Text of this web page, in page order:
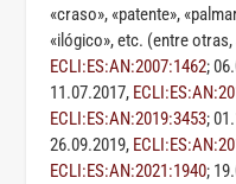
«craso», «patente»,
«ilógico», etc. (entre otras,
ECLI:ES:AN:2007:1462;
11.07.2017,
ECLI:ES:AN:2019:3453;
26.09.2019,
ECLI:ES:AN:2021:1940;